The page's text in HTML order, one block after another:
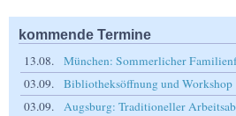
kommende Termine
13.08.
München: Sommerlicher
03.09.
Bibliotheksöffnung und Workshop
03.09.
Augsburg: Traditioneller